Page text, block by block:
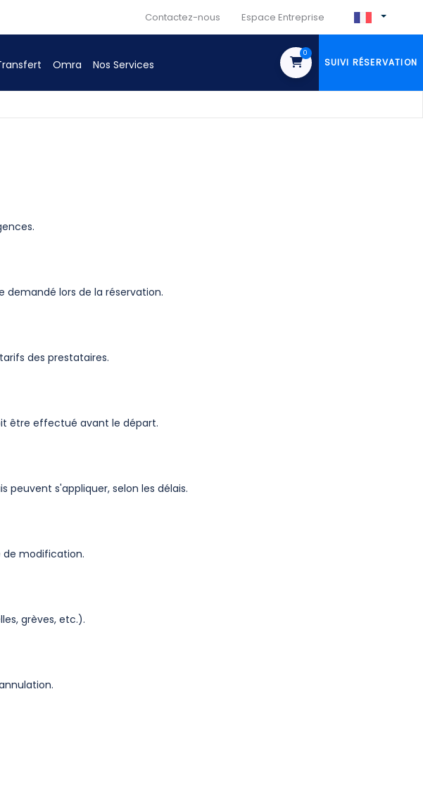
Contactez-nous Espace Entreprise
Omra Nos Services
0
SUIVI RÉSERVATION
lors de la réservation.
des prestataires.
être effectué avant le départ.
s'appliquer, selon les délais.
de modification.
grèves, etc.).